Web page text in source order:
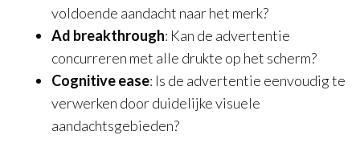
voldoende aandacht naar het merk?
Ad breakthrough: Kan de advertentie
concurreren met alle drukte op het scherm?
Cognitive ease: Is de advertentie eenvoudig te
verwerken door duidelijke visuele
aandachtsgebieden?